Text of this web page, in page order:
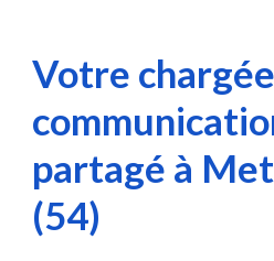
Votre
partagé à
(54)